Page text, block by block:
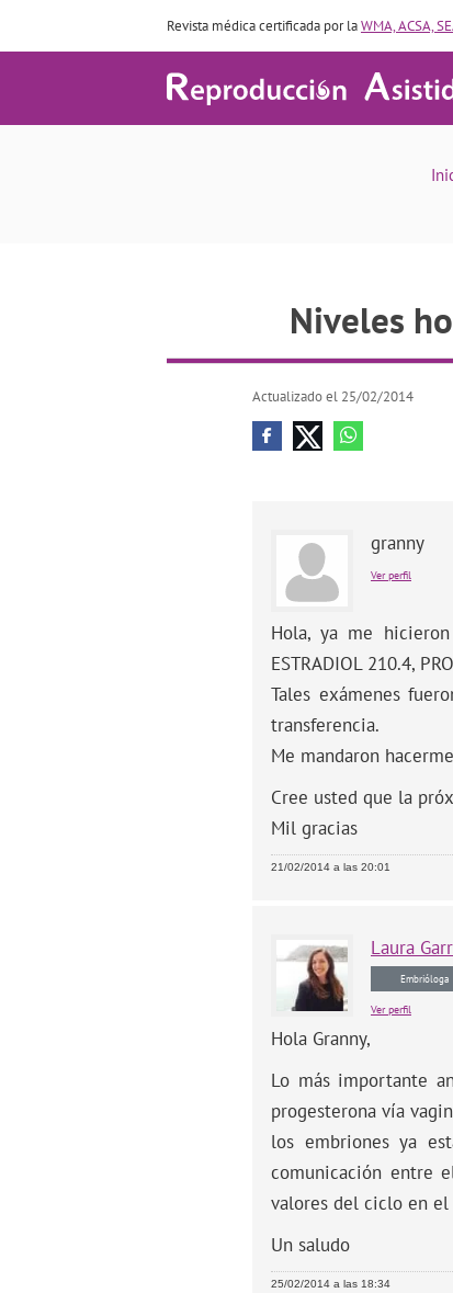
Revista médica certificada por laWMA, ACSA,
Niveles
Actualizado el 25/02/2014
granny
Ver perfil
Hola, ya me
ESTRADIOL 210.4,
Tales exámenes
transferencia.
Me mandaron
Cree usted que la
Mil gracias
21/02/2014 a las 20:01
Laura
Embrióloga
Ver perfil
Hola Granny,
Lo más importante
progesterona vía
los embriones ya
comunicación entre
valores del ciclo en
Un saludo
25/02/2014 a las 18:34